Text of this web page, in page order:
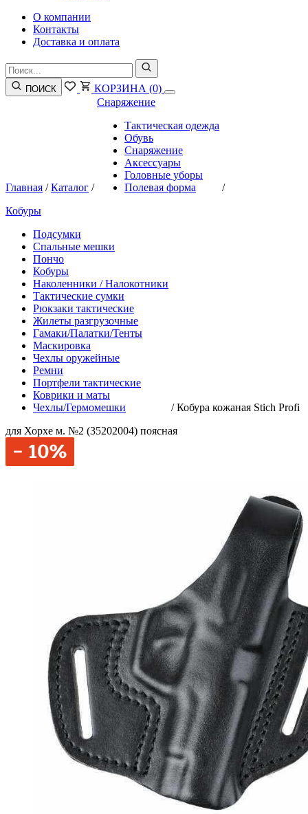
О компании
Контакты
Доставка и оплата
ПОИСК КОРЗИНА (0)
Главная /Каталог /
Снаряжение
Тактическая одежда
Обувь
Снаряжение
Аксессуары
Головные уборы
Полевая форма
/
Кобуры
Подсумки
Спальные мешки
Пончо
Кобуры
Наколенники / Налокотники
Тактические сумки
Рюкзаки тактические
Жилеты разгрузочные
Гамаки/Палатки/Тенты
Маскировка
Чехлы оружейные
Ремни
Портфели тактические
Коврики и маты
Чехлы/Гермомешки
/Кобура кожаная Stich Profi
для Хорхе м. №2 (35202004) поясная